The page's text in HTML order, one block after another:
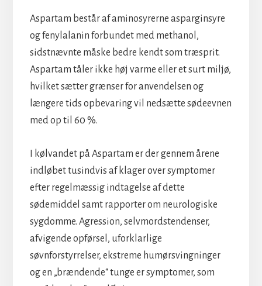
Aspartam består af aminosyrerne asparginsyre
og fenylalanin forbundet med methanol,
sidstnævnte måske bedre kendt som træsprit.
Aspartam tåler ikke høj varme eller et surt miljø,
hvilket sætter grænser for anvendelsen og
længere tids opbevaring vil nedsætte sødeevnen
med op til 60 %.
I kølvandet på Aspartam er der gennem årene
indløbet tusindvis af klager over symptomer
efter regelmæssig indtagelse af dette
sødemiddel samt rapporter om neurologiske
sygdomme. Agression, selvmordstendenser,
afvigende opførsel, uforklarlige
søvnforstyrrelser, ekstreme humørsvingninger
og en „brændende“ tunge er symptomer, som